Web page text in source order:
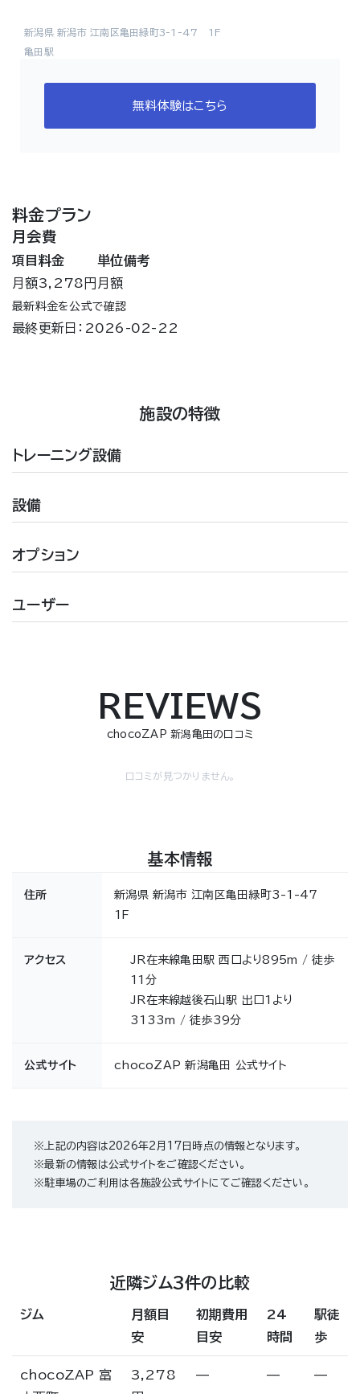
新潟県 新潟市 江南区亀田緑町3-1-47 1F
亀田駅
無料体験はこちら
料金プラン
月会費
項目 料金 単位備考
月額3,278円 月額
最新料金を公式で確認
最終更新日：2026-02-22
施設の特徴
トレーニング設備
設備
オプション
ユーザー
REVIEWS
chocoZAP 新潟亀田の口コミ
口コミが見つかりません。
基本情報
住所
新潟県 新潟市 江南区亀田緑町3-1-47
1F
アクセス
JR在来線亀田駅 西口より895m / 徒歩
11分
JR在来線越後石山駅 出口1より
3133m / 徒歩39分
公式サイト chocoZAP 新潟亀田 公式サイト
※上記の内容は2026年2月17日時点の情報となります。
※最新の情報は公式サイトをご確認ください。
※駐車場のご利用は各施設公式サイトにてご確認ください。
近隣ジム3件の比較
ジム
月額目
安
初期費用
目安
24
時間
駅徒
歩
chocoZAP 富
3,278
— — —